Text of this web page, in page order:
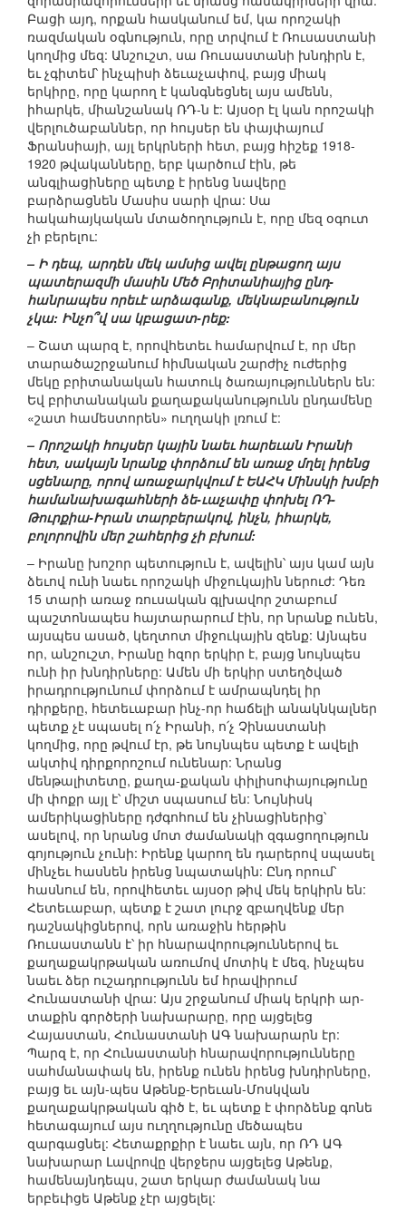
Բացի այդ, որքան հասկանում եմ, կա որոշակի
ռազմական օգնություն, որը տրվում է Ռուսաստանի
կողմից մեզ: Անշուշտ, սա Ռուսաստանի խնդիրն է,
եւ չգիտեմ՝ ինչպիսի ձեւաչափով, բայց միակ
երկիրը, որը կարող է կանգնեցնել այս ամենն,
իհարկե, միանշանակ ՌԴ-ն է: Այսօր էլ կան որոշակի
վերլուծաբաններ, որ հույսեր են փայփայում
Ֆրանսիայի, այլ երկրների հետ, բայց հիշեք 1918-
1920 թվականները, երբ կարծում էին, թե
անգլիացիները պետք է իրենց նավերը
բարձրացնեն Մասիս սարի վրա: Սա
հակահայկական մտածողություն է, որը մեզ օգուտ
չի բերելու:
– Ի դեպ, արդեն մեկ ամսից ավել ընթացող այս
պատերազմի մասին Մեծ Բրիտանիայից ընդ-
հանրապես որեւէ արձագանք, մեկնաբանություն
չկա: Ինչո՞վ սա կբացատ-րեք:
– Շատ պարզ է, որովհետեւ համարվում է, որ մեր
տարածաշրջանում հիմնական շարժիչ ուժերից
մեկը բրիտանական հատուկ ծառայություններն են:
Եվ բրիտանական քաղաքականությունն ընդամենը
«շատ համեստորեն» ուղղակի լռում է:
– Որոշակի հույսեր կային նաեւ հարեւան Իրանի
հետ, սակայն նրանք փորձում են առաջ մղել իրենց
սցենարը, որով առաջարկվում է ԵԱՀԿ Մինսկի խմբի
համանախագահների ձե-ւաչափը փոխել ՌԴ-
Թուրքիա-Իրան տարբերակով, ինչն, իհարկե,
բոլորովին մեր շահերից չի բխում:
– Իրանը խոշոր պետություն է, ավելին՝ այս կամ այն
ձեւով ունի նաեւ որոշակի միջուկային ներուժ: Դեռ
15 տարի առաջ ռուսական գլխավոր շտաբում
պաշտոնապես հայտարարում էին, որ նրանք ունեն,
այսպես ասած, կեղտոտ միջուկային զենք: Այնպես
որ, անշուշտ, Իրանը հզոր երկիր է, բայց նույնպես
ունի իր խնդիրները: Ամեն մի երկիր ստեղծված
իրադրությունում փորձում է ամրապնդել իր
դիրքերը, հետեւաբար ինչ-որ հաճելի անակնկալներ
պետք չէ սպասել ո՛չ Իրանի, ո՛չ Չինաստանի
կողմից, որը թվում էր, թե նույնպես պետք է ավելի
ակտիվ դիրքորոշում ունենար: Նրանց
մենթալիտետը, քաղա-քական փիլիսոփայությունը
մի փոքր այլ է՝ միշտ սպասում են: Նույնիսկ
ամերիկացիները դժգոհում են չինացիներից՝
ասելով, որ նրանց մոտ ժամանակի զգացողություն
գոյություն չունի: Իրենք կարող են դարերով սպասել
մինչեւ հասնեն իրենց նպատակին: Ընդ որում՝
հասնում են, որովհետեւ այսօր թիվ մեկ երկիրն են:
Հետեւաբար, պետք է շատ լուրջ զբաղվենք մեր
դաշնակիցներով, որն առաջին հերթին
Ռուսաստանն է՝ իր հնարավորություններով եւ
քաղաքակրթական առումով մոտիկ է մեզ, ինչպես
նաեւ ձեր ուշադրությունն եմ հրավիրում
Հունաստանի վրա: Այս շրջանում միակ երկրի ար-
տաքին գործերի նախարարը, որը այցելեց
Հայաստան, Հունաստանի ԱԳ նախարարն էր:
Պարզ է, որ Հունաստանի հնարավորությունները
սահմանափակ են, իրենք ունեն իրենց խնդիրները,
բայց եւ այն-պես Աթենք-Երեւան-Մոսկվան
քաղաքակրթական գիծ է, եւ պետք է փորձենք գոնե
հետագայում այս ուղղությունը մեծապես
զարգացնել: Հետաքրքիր է նաեւ այն, որ ՌԴ ԱԳ
նախարար Լավրովը վերջերս այցելեց Աթենք,
համենայնդեպս, շատ երկար ժամանակ նա
երբեւիցե Աթենք չէր այցելել: